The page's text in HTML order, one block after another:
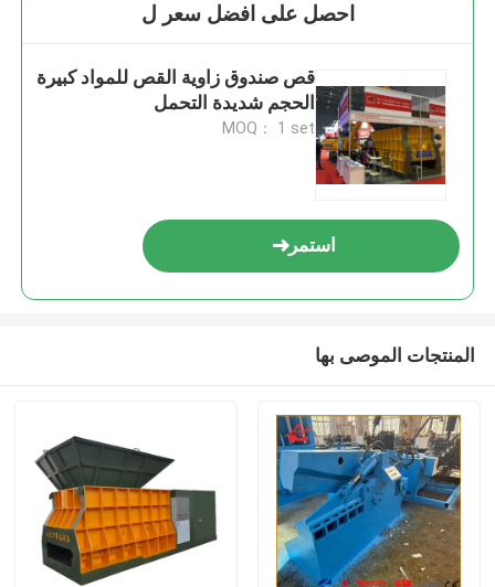
احصل على افضل سعر ل
قص صندوق زاوية القص للمواد كبيرة
الحجم شديدة التحمل
MOQ： 1 set
استمر
المنتجات الموصى بها